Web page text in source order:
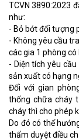
TCVN 3890:2023
như:
- Bỏ bớt đối tượng
- Không yêu cầu
các gia 1 phòng có
- Diện tích yêu
sản xuất có hạng
Đối với gian
thống chữa cháy
cháy thì cho phép
Do đó có thể
thẩm duyệt điều